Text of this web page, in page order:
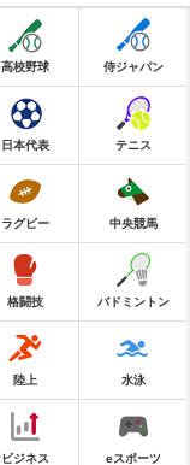
高校野球 侍ジャパン
日本代表 テニス
ラグビー 中央競馬
格闘技 バドミントン
陸上 水泳
ビジネス eスポーツ